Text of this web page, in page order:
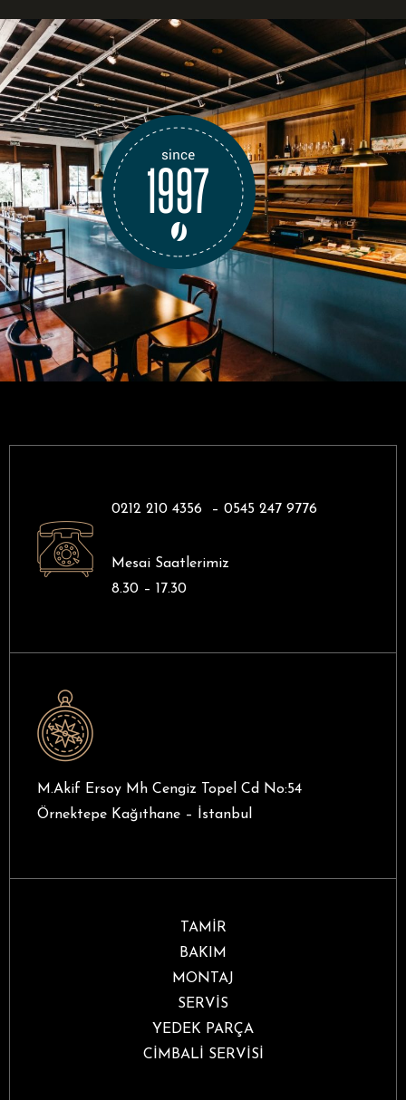
0212 210 4356 – 0545 247 9776
Mesai Saatlerimiz
8.30 – 17.30
M.Akif Ersoy Mh Cengiz Topel Cd No:54
Örnektepe Kağıthane – İstanbul
TAMİR
BAKIM
MONTAJ
SERVİS
YEDEK PARÇA
CİMBALİ SERVİSİ